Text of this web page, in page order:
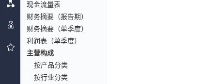
现金流量表
财务摘要（报告期）
财务摘要（单季度）
利润表（单季度）
主营构成
按产品分类
按行业分类